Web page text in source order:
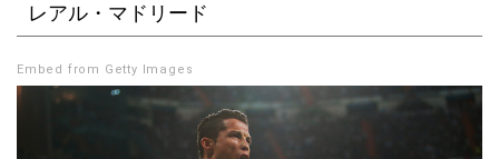
レアル・マドリード
Embed from Getty Images